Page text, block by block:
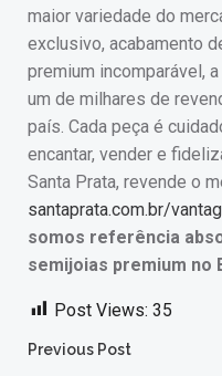
maior variedade do
exclusivo, acabamento
premium incomparável,
um de milhares de
país. Cada peça é
encantar, vender e
Santa Prata, revende o
santaprata.com.br/
somos referência
semijoias premium no
Post Views: 35
Post
Previous Post